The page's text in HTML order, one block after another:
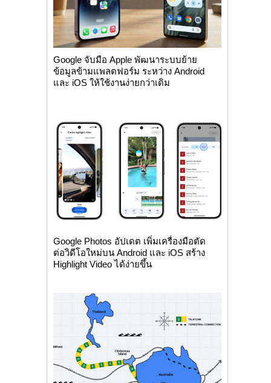
Google จับมือ Apple พัฒนาระบบย้าย
ข้อมูลข้ามแพลตฟอร์ม ระหว่าง Android
และ iOS ให้ใช้งานง่ายกว่าเดิม
Google Photos อัปเดต เพิ่มเครื่องมือตัด
ต่อวิดีโอใหม่บน Android และ iOS สร้าง
Highlight Video ได้ง่ายขึ้น